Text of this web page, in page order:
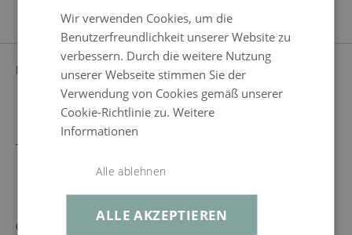
MATERIAL ALUMINIUM
TISCHPLATTE
ESG-Sicherheitsglas, satiniert, Stärke 6
GESTELL
Wir verwenden Cookies, um die
Benutzerfreundlichkeit unserer Website zu
verbessern. Durch die weitere Nutzung
unserer Webseite stimmen Sie der
Verwendung von Cookies gemäß unserer
Cookie-Richtlinie zu.Weitere
Informationen
ALLE AKZEPTIEREN
Alle ablehnen